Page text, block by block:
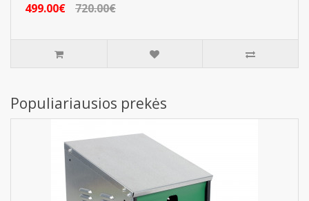
499.00€ 720.00€
Populiariausios prekės